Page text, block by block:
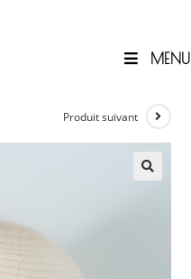
MENU
Produit suivant